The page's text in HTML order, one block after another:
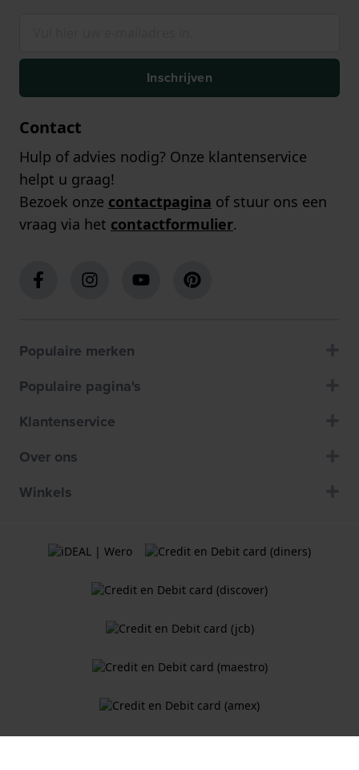
Inschrijven
Contact
Hulp of advies nodig? Onze klantenservice
helpt u graag!
Bezoek onze contactpagina of stuur ons een
vraag via het contactformulier.
Populaire merken
Populaire pagina's
Klantenservice
Over ons
Winkels